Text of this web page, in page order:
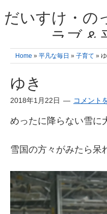
だいすけ・の
ラブ &
我が家の3人のひよこ成長日記
こ達とこの成長記を読み返すこ
Home » 平凡な毎日 » 子育て »
ゆき
2018年1月22日 コメント
めったに降らない雪に
雪国の方々がみたら呆